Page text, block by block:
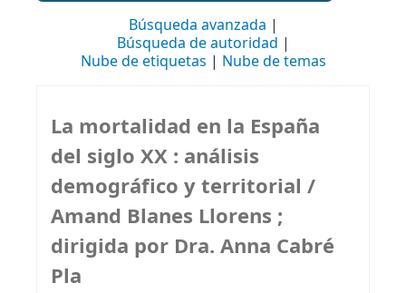
Búsqueda avanzada
Búsqueda de autoridad
Nube de etiquetas
Nube de temas
La mortalidad en la España
del siglo XX : análisis
demográfico y territorial /
Amand Blanes Llorens ;
dirigida por Dra. Anna Cabré
Pla